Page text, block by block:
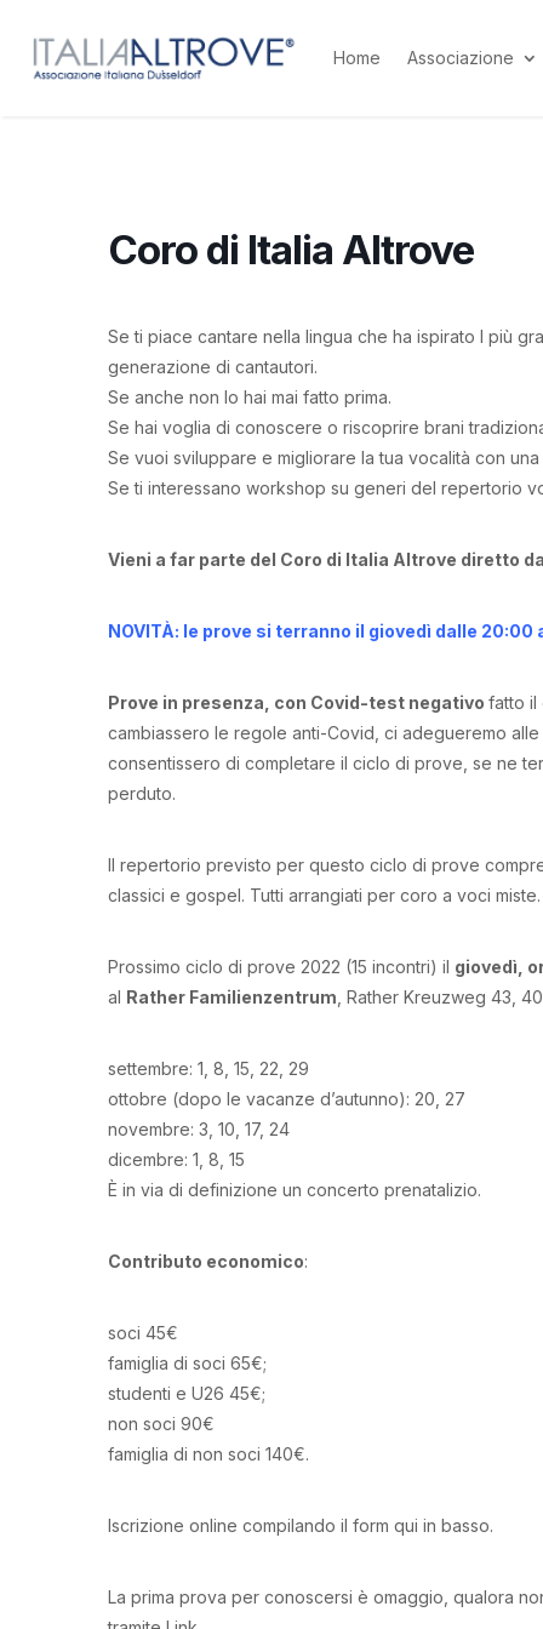
Home Associazione
Coro di Italia Altrove
Se ti piace cantare nella lingua che ha ispirato I più
generazione di cantautori.
Se anche non lo hai mai fatto prima.
Se hai voglia di conoscere o riscoprire brani
Se vuoi sviluppare e migliorare la tua vocalità con
Se ti interessano workshop su generi del repertorio
Vieni a far parte del Coro di Italia Altrove diretto
NOVITÀ: le prove si terranno il giovedì dalle 20:00
Prove in presenza, con Covid-test negativo fatto il
cambiassero le regole anti-Covid, ci adegueremo
consentissero di completare il ciclo di prove, se ne
perduto.
Il repertorio previsto per questo ciclo di prove
classici e gospel. Tutti arrangiati per coro a voci miste.
Prossimo ciclo di prove 2022 (15 incontri) il giovedì,
al Rather Familienzentrum , Rather Kreuzweg 43,
settembre: 1, 8, 15, 22, 29
ottobre (dopo le vacanze d’autunno): 20, 27
novembre: 3, 10, 17, 24
dicembre: 1, 8, 15
È in via di definizione un concerto prenatalizio.
Contributo economico:
soci 45€
famiglia di soci 65€;
studenti e U26 45€;
non soci 90€
famiglia di non soci 140€.
Iscrizione online compilando il form qui in basso.
La prima prova per conoscersi è omaggio, qualora